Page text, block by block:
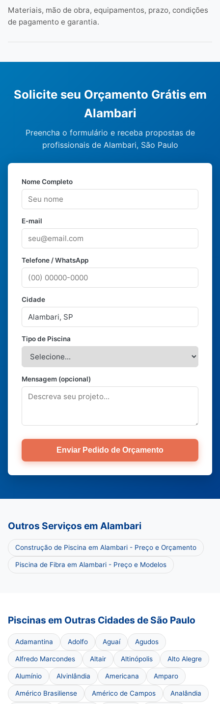
Materiais, mão de obra, equipamentos, prazo, condições
de pagamento e garantia.
Solicite seu Orçamento Grátis em
Alambari
Preencha o formulário e receba propostas de
profissionais de Alambari, São Paulo
Nome Completo
E-mail
Telefone / WhatsApp
Cidade
Tipo de Piscina
Mensagem (opcional)
Enviar Pedido de Orçamento
Outros Serviços em Alambari
Construção de Piscina em Alambari - Preço e Orçamento
Piscina de Fibra em Alambari - Preço e Modelos
Piscinas em Outras Cidades de São Paulo
Adamantina Adolfo Aguaí Agudos
Alfredo Marcondes Altair Altinópolis Alto Alegre
Alumínio Alvinlândia Americana Amparo
Américo Brasiliense Américo de Campos Analândia